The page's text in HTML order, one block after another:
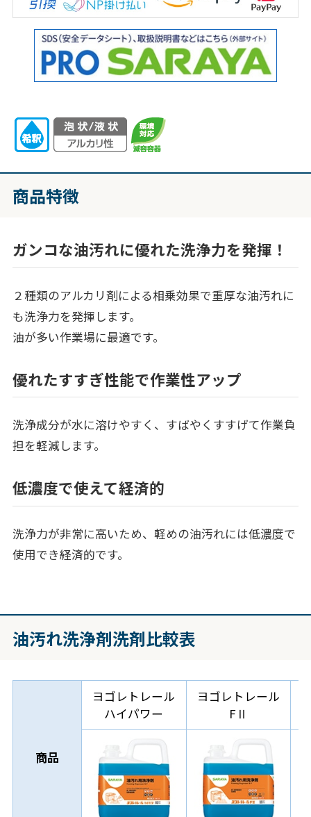
商品特徴
ガンコな油汚れに優れた洗浄力を発揮！
２種類のアルカリ剤による相乗効果で重厚な油汚れに
も洗浄力を発揮します。
油が多い作業場に最適です。
優れたすすぎ性能で作業性アップ
洗浄成分が水に溶けやすく、すばやくすすげて作業負
担を軽減します。
低濃度で使えて経済的
洗浄力が非常に高いため、軽めの油汚れには低濃度で
使用でき経済的です。
油汚れ洗浄剤洗剤比較表
商品
ヨゴレトレール
ハイパワー
ヨゴレトレール
FⅡ